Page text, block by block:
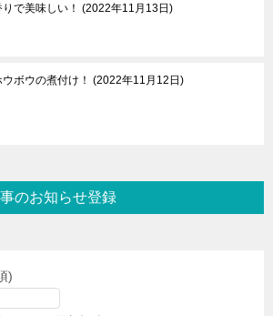
で美味しい！
2022年11月13日
ボウの煮付け！ 2022年11月12日
のお知らせ登録
)